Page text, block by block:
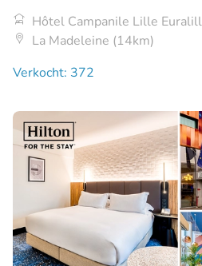
Hôtel Campanile Lille
La Madeleine (14km)
Verkocht: 372